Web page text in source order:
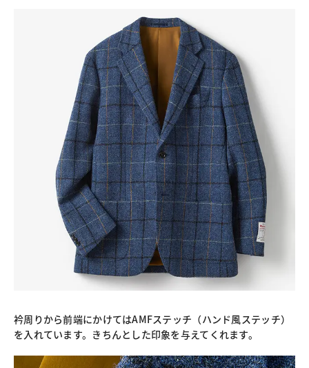
衿周りから前端にかけてはAMFステッチ（ハンド風ステッチ）
を入れています。きちんとした印象を与えてくれます。